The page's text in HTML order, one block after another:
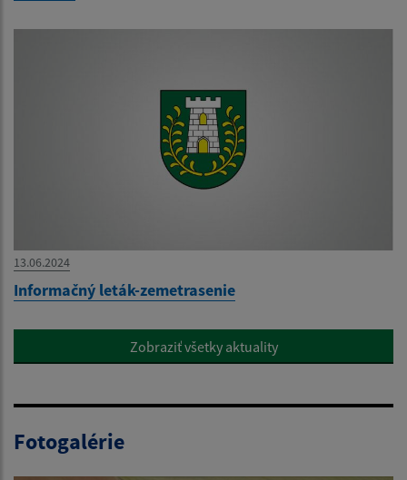
13.06.2024
Informačný leták-zemetrasenie
Zobraziť všetky aktuality
Fotogalérie